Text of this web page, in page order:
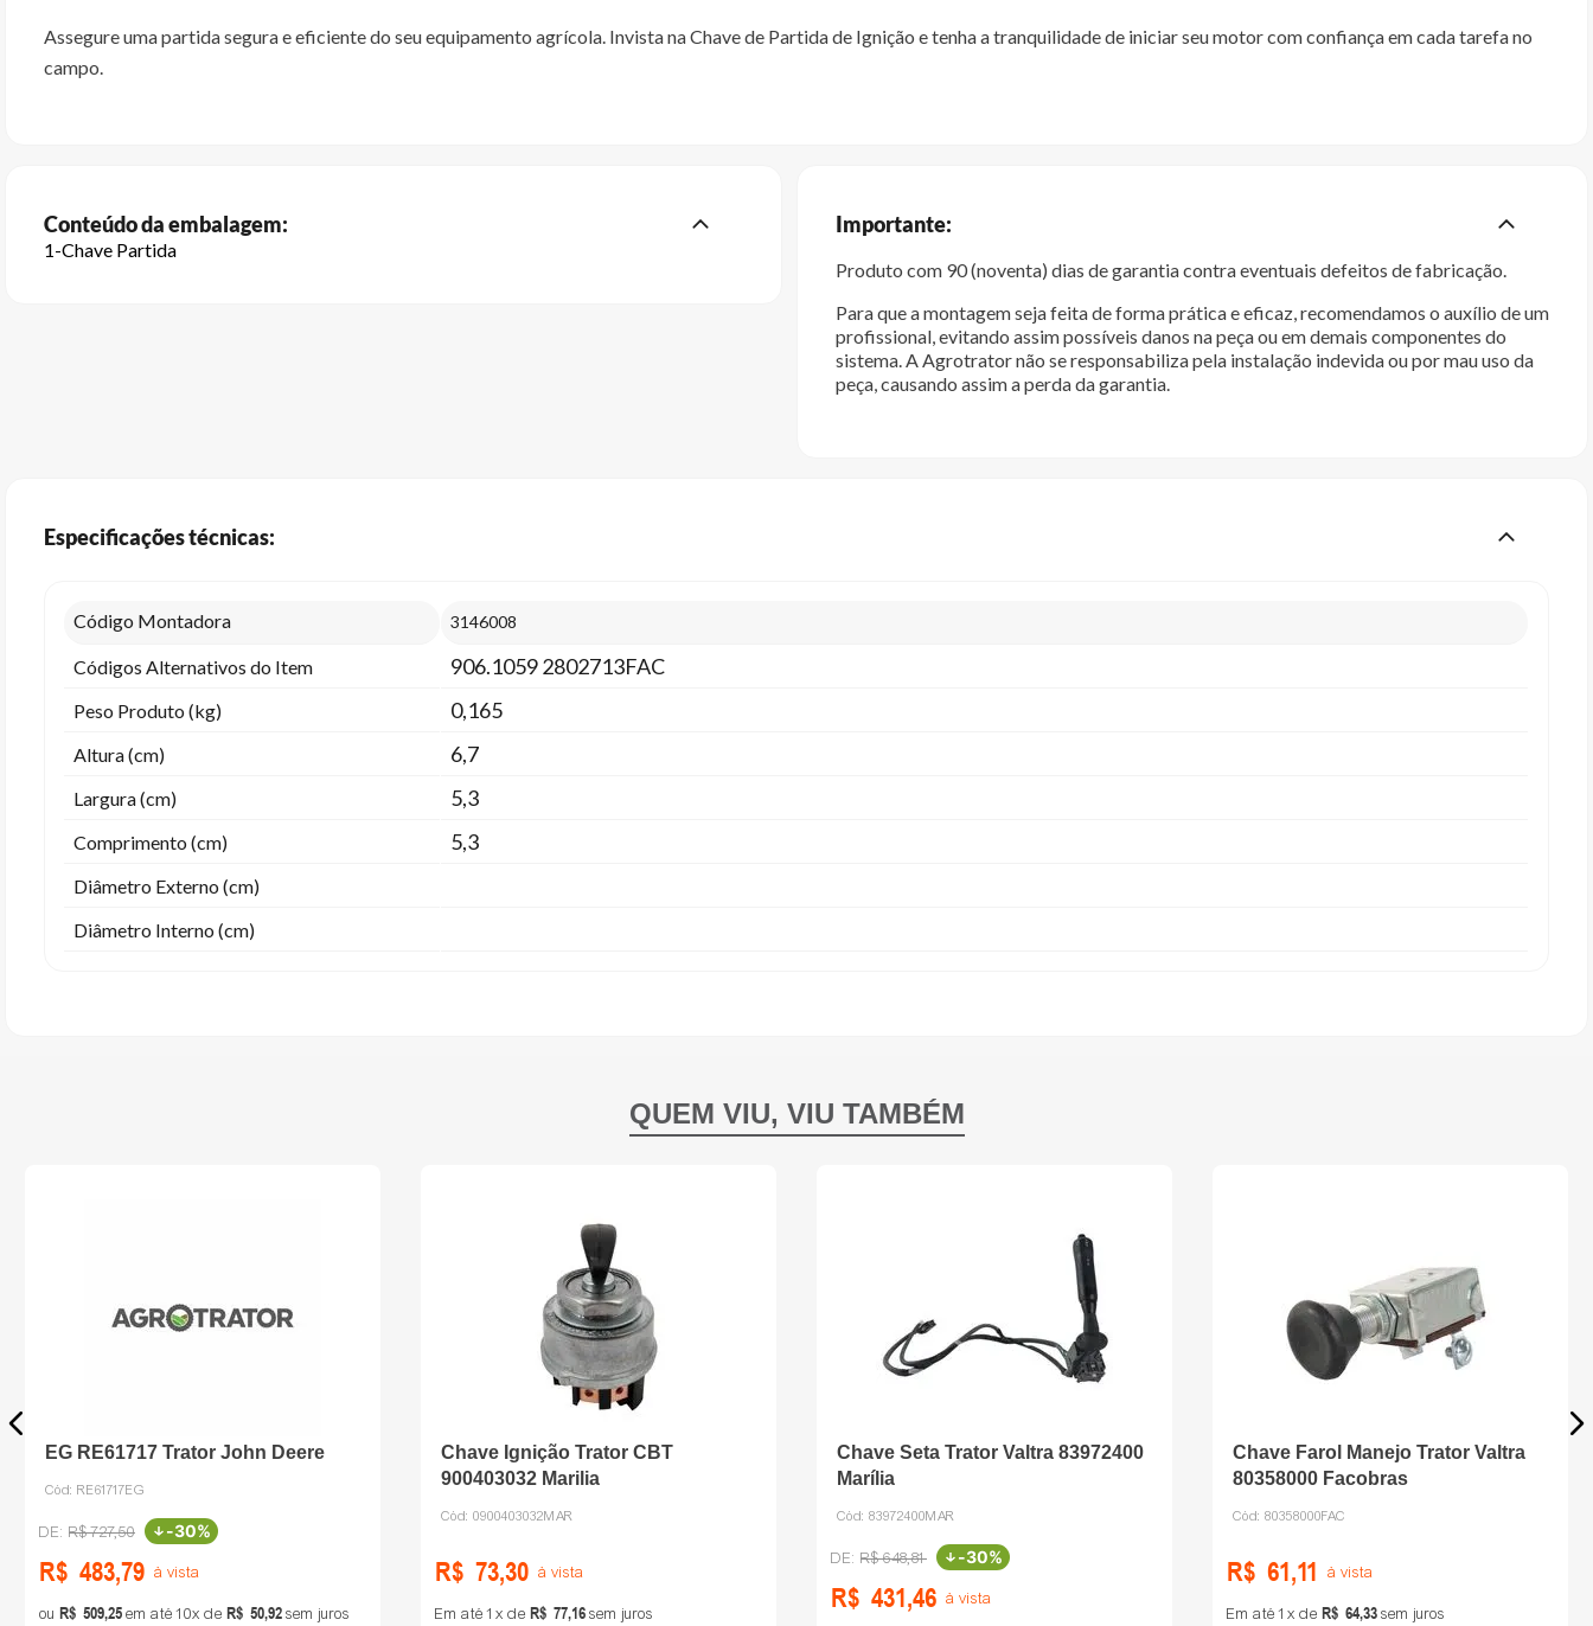
Assegure uma partida segura e eficiente do seu equipamento agrícola. Invista na Chave de Partida de Ignição e tenha a tranquilidade de iniciar seu motor com confiança em cada tarefa no
campo.
Conteúdo da embalagem:
1-Chave Partida
Importante:
Produto com 90 (noventa) dias de garantia contra eventuais defeitos de fabricação.
Para que a montagem seja feita de forma prática e eficaz, recomendamos o auxílio de um
profissional, evitando assim possíveis danos na peça ou em demais componentes do
sistema. A Agrotrator não se responsabiliza pela instalação indevida ou por mau uso da
peça, causando assim a perda da garantia.
Especificações técnicas:
Código Montadora 3146008
Códigos Alternativos do Item 906.1059 2802713FAC
Peso Produto (kg) 0,165
Altura (cm) 6,7
Largura (cm) 5,3
Comprimento (cm) 5,3
Diâmetro Externo (cm)
Diâmetro Interno (cm)
EG RE61717 Trator John Deere
Cód: RE61717EG
R$727,50 -30%
R$ 483,79 à vista
ou R$ 509,25em até10 de R$ 50,92sem juros
Chave Ignição Trator CBT
900403032 Marilia
Cód: 0900403032MAR
R$ 73,30 à vista
Em até1 de R$ 77,16sem juros
Chave Seta Trator Valtra 83972400
Marília
Cód: 83972400MAR
R$648,81 -30%
R$ 431,46 à vista
Chave Farol Manejo Trator Valtra
80358000 Facobras
Cód: 80358000FAC
R$ 61,11 à vista
Em até1 de R$ 64,33sem juros